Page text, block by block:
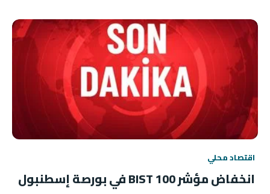
اقتصاد محلي
انخفاض مؤشر BIST 100 في بورصة إسطنبول